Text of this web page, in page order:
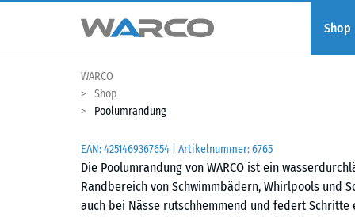
Shop
WARCO
Shop
Poolumrandung
EAN:4251469367654 | Artikelnummer:6765
Die Poolumrandung von WARCO ist ein
Randbereich von Schwimmbädern, Whirlpools und
auch bei Nässe rutschhemmend und federt